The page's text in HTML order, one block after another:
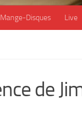
Mange-Disques Live
de